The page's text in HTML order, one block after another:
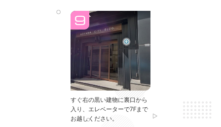
すぐ右の黒い建物に裏口から
入り、エレベーターで7Fまで
お越しください。